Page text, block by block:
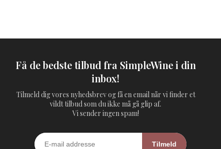
Få de bedste tilbud fra SimpleWine i din
inbox!
Tilmeld dig vores nyhedsbrev og få en email når vi finder et
vildt tilbud som du ikke må gå glip af.
Vi sender ingen spam!
Tilmeld